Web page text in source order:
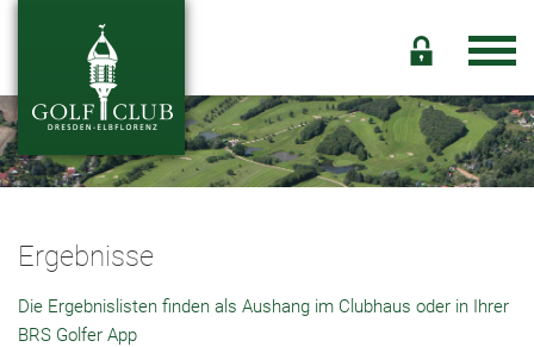
Ergebnisse
Die Ergebnislisten finden als Aushang im Clubhaus oder in Ihrer
BRS Golfer App